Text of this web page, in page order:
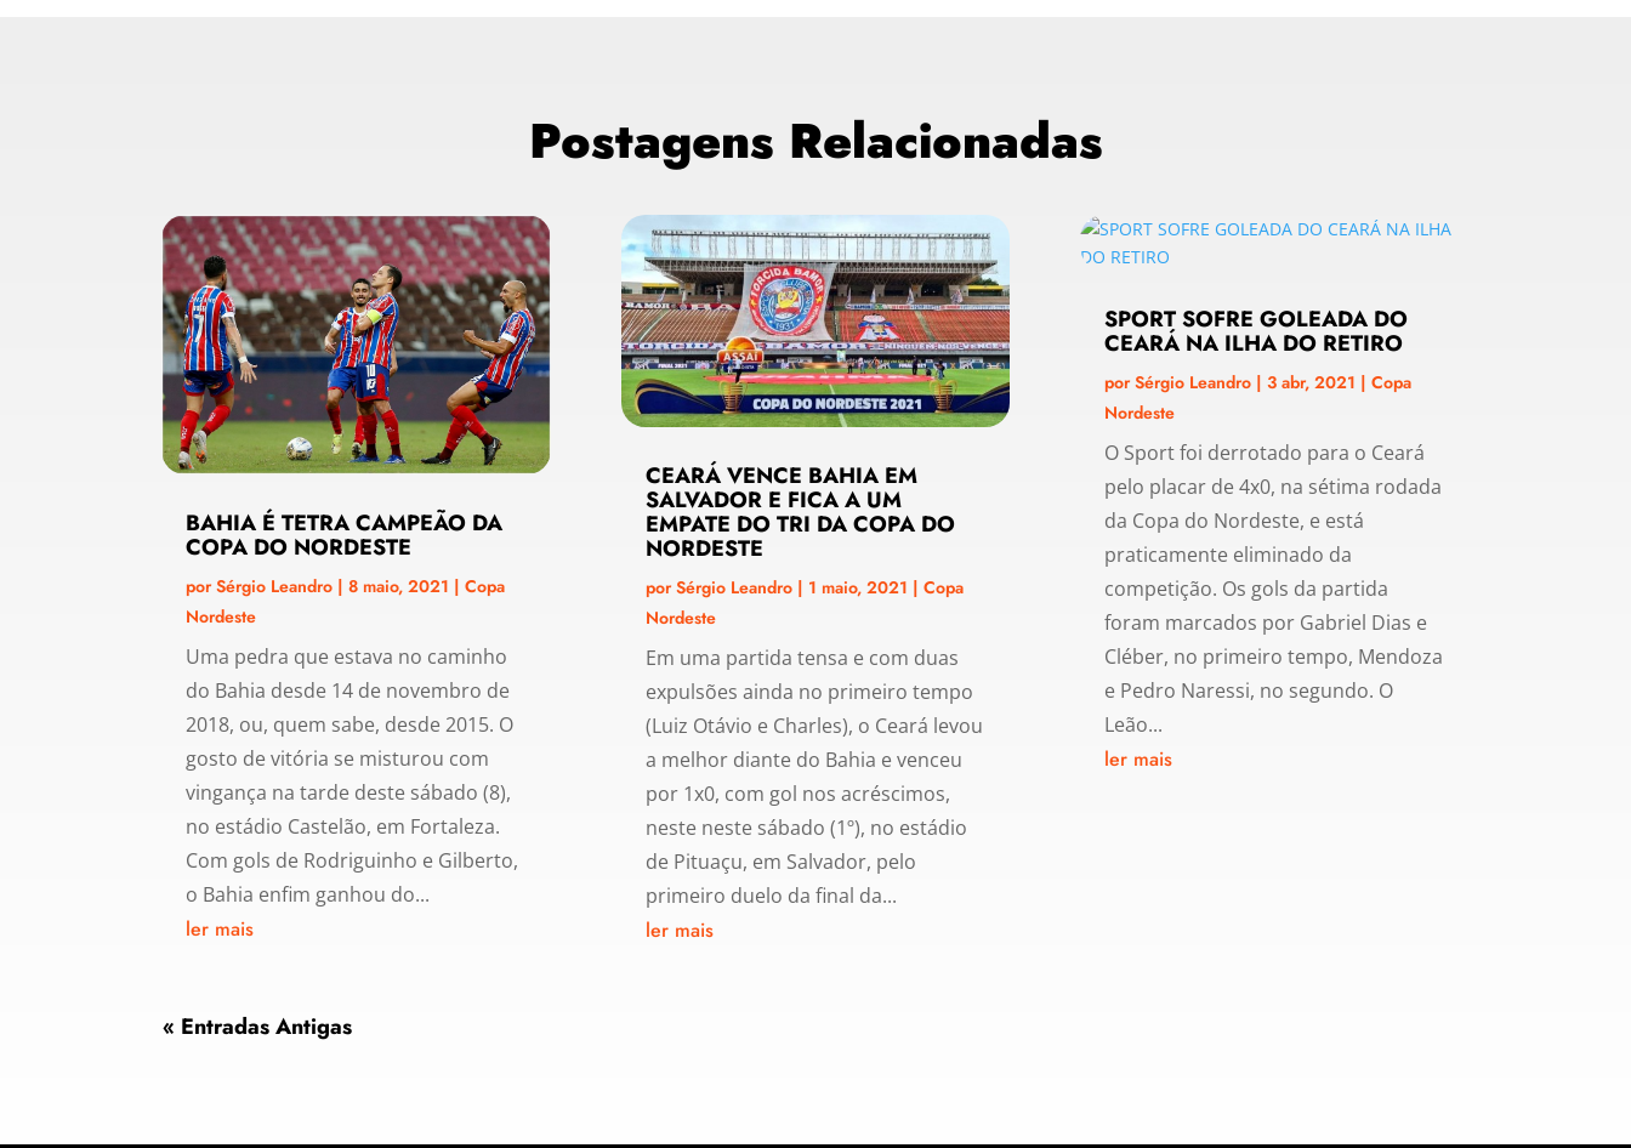
Postagens Relacionadas
BAHIA É TETRA CAMPEÃO DA
COPA DO NORDESTE
porSérgio Leandro |8 maio, 2021 |Copa
Nordeste
Uma pedra que estava no caminho
do Bahia desde 14 de novembro de
2018, ou, quem sabe, desde 2015. O
gosto de vitória se misturou com
vingança na tarde deste sábado (8),
no estádio Castelão, em Fortaleza.
Com gols de Rodriguinho e Gilberto,
o Bahia enfim ganhou do...
ler mais
CEARÁ VENCE BAHIA EM
SALVADOR E FICA A UM
EMPATE DO TRI DA COPA DO
NORDESTE
porSérgio Leandro| 1 maio, 2021 | Copa
Nordeste
Em uma partida tensa e com duas
expulsões ainda no primeiro tempo
(Luiz Otávio e Charles), o Ceará levou
a melhor diante do Bahia e venceu
por 1x0, com gol nos acréscimos,
neste neste sábado (1º), no estádio
de Pituaçu, em Salvador, pelo
primeiro duelo da final da...
ler mais
SPORT SOFRE GOLEADA DO
CEARÁ NA ILHA DO RETIRO
porSérgio Leandro| 3 abr, 2021 | Copa
Nordeste
O Sport foi derrotado para o Ceará
pelo placar de 4x0, na sétima rodada
da Copa do Nordeste, e está
praticamente eliminado da
competição. Os gols da partida
foram marcados por Gabriel Dias e
Cléber, no primeiro tempo, Mendoza
e Pedro Naressi, no segundo. O
Leão...
ler mais
« Entradas Antigas